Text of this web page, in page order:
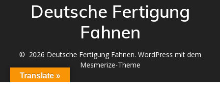
Deutsche Fertigung
Fahnen
© 2026 Deutsche Fertigung Fahnen. WordPress mit dem
Mesmerize-Theme
Translate »